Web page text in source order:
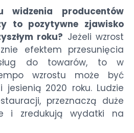
widzenia producentów
to pozytywne zjawisko
roku? Jeżeli wzrost
efektem przesunięcia
do towarów, to w
wzrostu może być
jesienią 2020 roku. Ludzie
przeznaczą duże
i zredukują wydatki na